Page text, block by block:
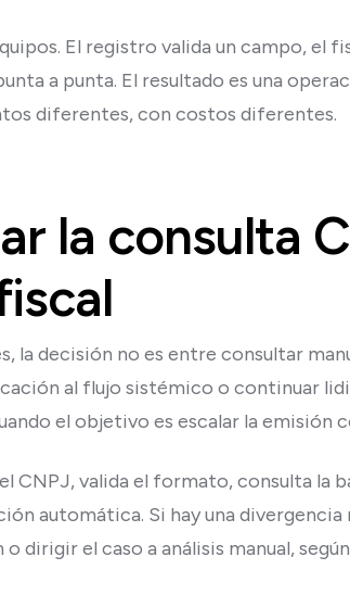
El registro valida un campo, el
a punta. El resultado es una
diferentes, con costos diferentes.
la consulta
la decisión no es entre consultar
al flujo sistémico o continuar
el objetivo es escalar la emisión
CNPJ, valida el formato, consulta la
automática. Si hay una divergencia
dirigir el caso a análisis manual,